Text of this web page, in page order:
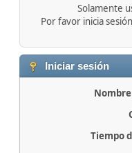
Solamente
Por favor inicia
Iniciar sesión
Tiempo